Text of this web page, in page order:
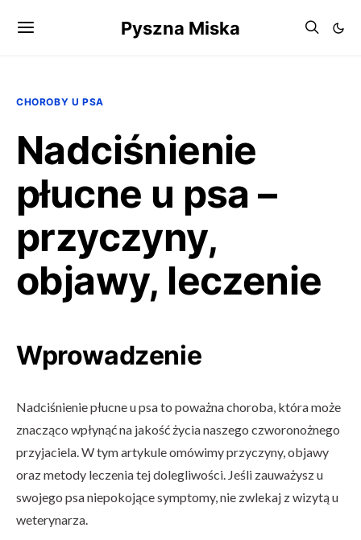
Pyszna Miska
CHOROBY U PSA
Nadciśnienie
płucne u psa –
przyczyny,
objawy, leczenie
Wprowadzenie
Nadciśnienie płucne u psa to poważna choroba, która może
znacząco wpłynąć na jakość życia naszego czworonożnego
przyjaciela. W tym artykule omówimy przyczyny, objawy
oraz metody leczenia tej dolegliwości. Jeśli zauważysz u
swojego psa niepokojące symptomy, nie zwlekaj z wizytą u
weterynarza.